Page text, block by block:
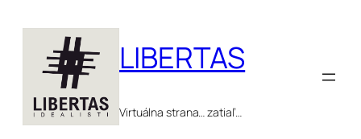
obsah
LIBERTAS
Virtuálna strana… zatiaľ…